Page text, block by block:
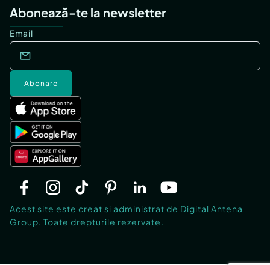
Abonează-te la newsletter
Email
Abonare
Acest site este creat si administrat de Digital Antena
Group. Toate drepturile rezervate.